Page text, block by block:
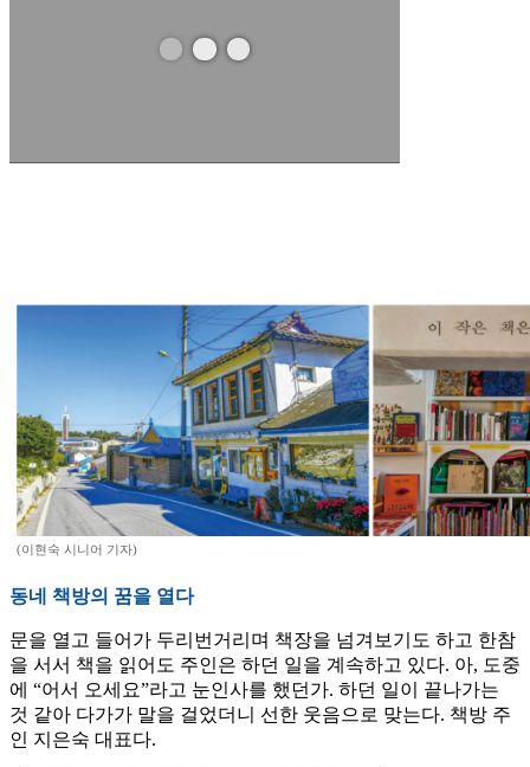
(이현숙 시니어 기자)
동네 책방의 꿈을 열다
문을 열고 들어가 두리번거리며 책장을 넘겨보기도 하고 한참
을 서서 책을 읽어도 주인은 하던 일을 계속하고 있다. 아, 도중
에 “어서 오세요”라고 눈인사를 했던가. 하던 일이 끝나가는
것 같아 다가가 말을 걸었더니 선한 웃음으로 맞는다. 책방 주
인 지은숙 대표다.